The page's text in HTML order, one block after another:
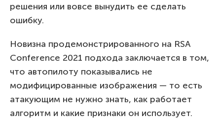
решения или вовсе вынудить ее сделать
ошибку.
Новизна продемонстрированного на RSA
Conference 2021 подхода заключается в том,
что автопилоту показывались не
модифицированные изображения — то есть
атакующим не нужно знать, как работает
алгоритм и какие признаки он использует.